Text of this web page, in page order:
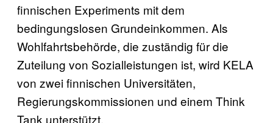
finnischen Experiments mit dem
bedingungslosen Grundeinkommen. Als
Wohlfahrtsbehörde, die zuständig für die
Zuteilung von Sozialleistungen ist, wird KELA
von zwei finnischen Universitäten,
Regierungskommissionen und einem Think
Tank unterstützt.